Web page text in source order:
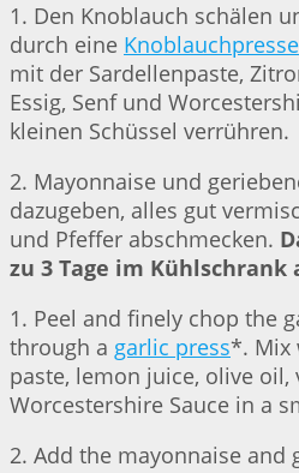
1. Den Knoblauch schälen
durch eine Knoblauchpresse
mit der Sardellenpaste,
Essig, Senf und
kleinen Schüssel verrühren.
2. Mayonnaise und
dazugeben, alles gut
und Pfeffer abschmecken.
zu 3 Tage im
1. Peel and finely chop the
through a garlic press*. Mix
paste, lemon juice, olive oil,
Worcestershire Sauce in a
2. Add the mayonnaise and